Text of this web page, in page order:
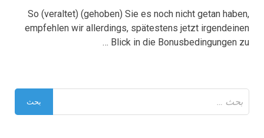
So (veraltet) (gehoben) Sie es noch nicht getan haben,
empfehlen wir allerdings, spätestens jetzt irgendeinen
Blick in die Bonusbedingungen zu …
عن: